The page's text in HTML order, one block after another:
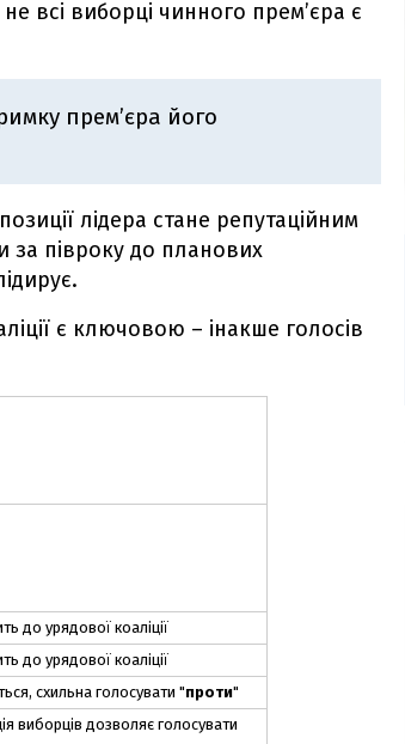
всі виборці чинного прем’єра є
прем’єра його
лідера стане репутаційним
за півроку до планових
є ключовою – інакше голосів
до урядової коаліції
до урядової коаліції
схильна голосувати "проти"
виборців дозволяє голосувати